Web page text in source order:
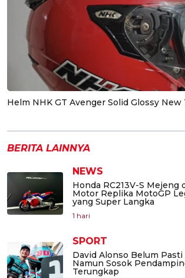
Helm NHK GT Avenger Solid Glossy New
BERITA LAINNYA
NEWS
Honda RC213V-S Mejeng
Motor Replika MotoGP
yang Super Langka
1 hari
SPORT
David Alonso Belum Pasti
Namun Sosok
Terungkap